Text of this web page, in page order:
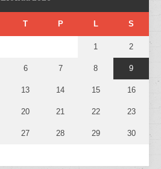
T P L S
1 2
6 7 8 9
13 14 15 16
20 21 22 23
27 28 29 30